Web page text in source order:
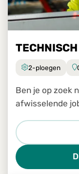
2-ploegen
Ben je op zoek
afwisselende
Operator in